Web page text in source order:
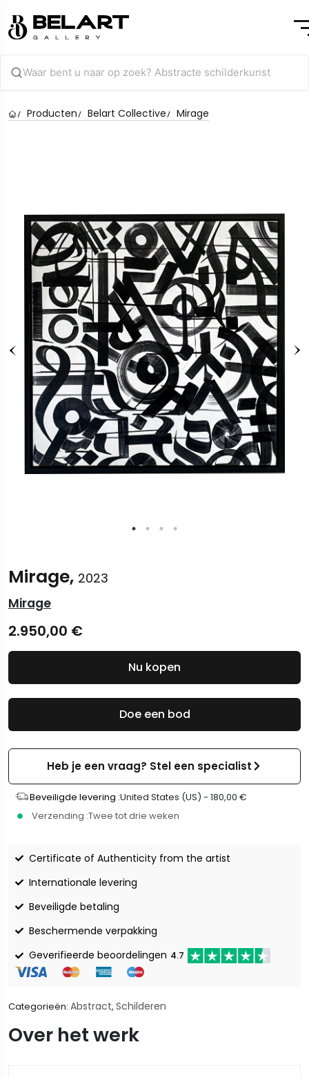
Producten Belart Collective Mirage
Mirage, 2023
Mirage
2.950,00 €
Doe een bod
Heb je een vraag? Stel een specialist
Beveiligde levering :United States (US) - 180,00 €
Verzending :Twee tot drie weken
Certificate of Authenticity from the artist
Internationale levering
Beveiligde betaling
Beschermende verpakking
Geverifieerde beoordelingen 4.7
Categorieën: Abstract, Schilderen
Nu kopen
Over het werk